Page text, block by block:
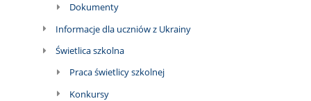
Dokumenty
Informacje dla uczniów z Ukrainy
Świetlica szkolna
Praca świetlicy szkolnej
Konkursy